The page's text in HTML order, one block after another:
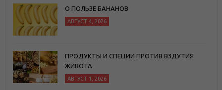
О ПОЛЬЗЕ БАНАНОВ
АВГУСТ 4, 2026
ПРОДУКТЫ И СПЕЦИИ ПРОТИВ ВЗДУТИЯ
ЖИВОТА
АВГУСТ 1, 2026